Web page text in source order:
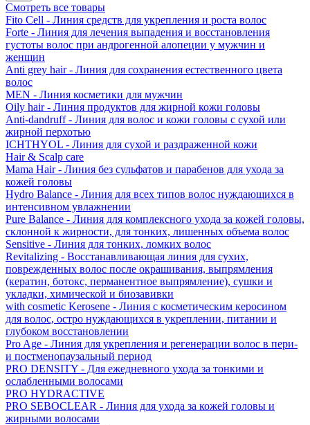
Смотреть все товары
Fito Cell - Линия средств для укрепления и роста волос
Forte - Линия для лечения выпадения и восстановления
густоты волос при андрогенной алопеции у мужчин и
женщин
Anti grey hair - Линия для сохранения естественного цвета
волос
MEN - Линия косметики для мужчин
Oily hair - Линия продуктов для жирной кожи головы
Anti-dandruff - Линия для волос и кожи головы с сухой или
жирной перхотью
ICHTHYOL - Линия для сухой и раздраженной кожи
Hair & Scalp care
Mama Hair - Линия без сульфатов и парабенов для ухода за
кожей головы
Hydro Balance - Линия для всех типов волос нуждающихся в
интенсивном увлажнении
Pure Balance - Линия для комплексного ухода за кожей головы,
склонной к жирности, для тонких, лишенных объема волос
Sensitive - Линия для тонких, ломких волос
Revitalizing - Восстанавливающая линия для сухих,
поврежденных волос после окрашивания, выпрямления
(кератин, ботокс, перманентное выпрямление), сушки и
укладки, химической и биозавивки
with cosmetic Kerosene - Линия с косметическим керосином
для волос, остро нуждающихся в укреплении, питании и
глубоком восстановлении
Pro Age - Линия для укрепления и регенерации волос в пери-
и постменопаузальный период
PRO DENSITY - Для ежедневного ухода за тонкими и
ослабленными волосами
PRO HYDRACTIVE
PRO SEBOCLEAR - Линия для ухода за кожей головы и
жирными волосами